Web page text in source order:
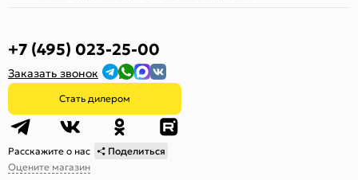
+7 (495) 023-25-00
Заказать звонок
Стать дилером
Расскажите о нас
Поделиться
Оцените магазин